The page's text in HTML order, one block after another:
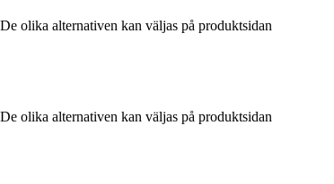
olika alternativen kan väljas på produktsidan
olika alternativen kan väljas på produktsidan